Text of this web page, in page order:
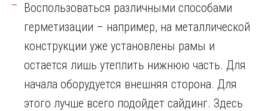
Воспользоваться различными способами
герметизации – например, на металлической
конструкции уже установлены рамы и
остается лишь утеплить нижнюю часть. Для
начала оборудуется внешняя сторона. Для
этого лучше всего подойдет сайдинг. Здесь